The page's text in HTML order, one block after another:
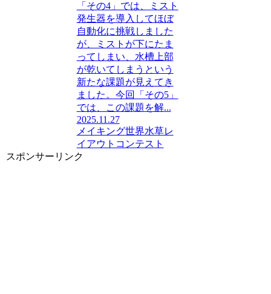
「その4」では、ミスト
発生器を導入してほぼ
自動化に挑戦しました
が、ミストが下にたま
ってしまい、水槽上部
が乾いてしまうという
新たな課題が見えてき
ました。今回「その5」
では、この課題を解...
2025.11.27
メイキング世界水草レ
イアウトコンテスト
スポンサーリンク